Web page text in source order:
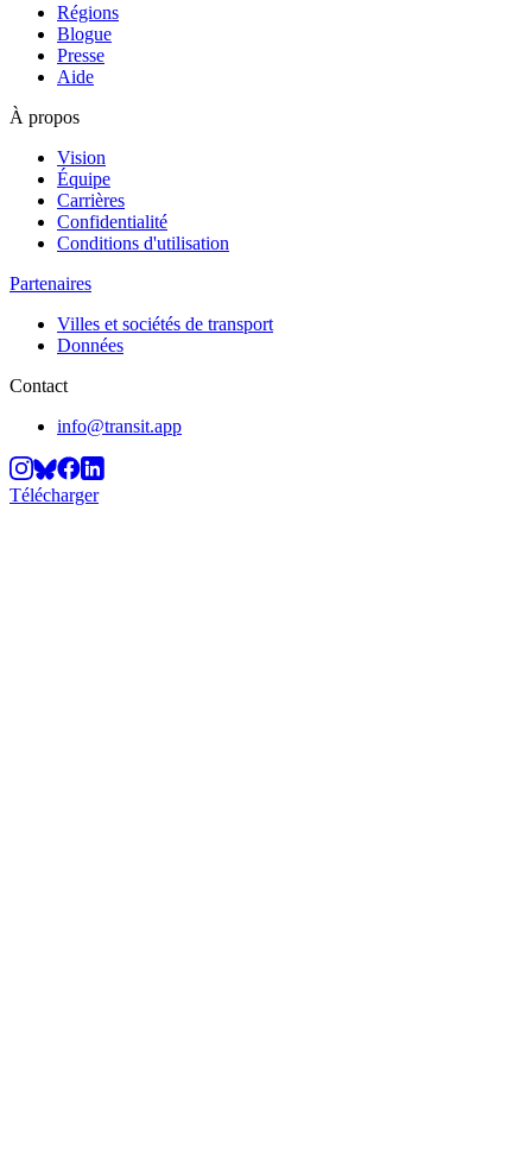
Régions
Blogue
Presse
Aide
À propos
Vision
Équipe
Carrières
Confidentialité
Conditions d'utilisation
Partenaires
Villes et sociétés de transport
Données
Contact
info@transit.app
Télécharger